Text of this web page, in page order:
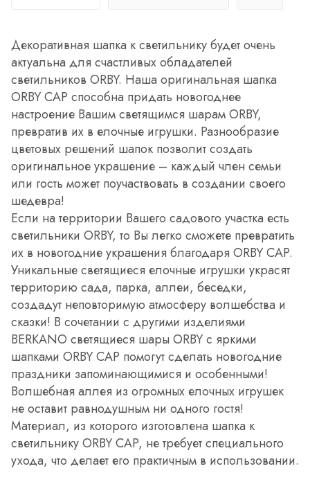
Декоративная шапка к светильнику будет очень
актуальна для счастливых обладателей
светильников ORBY. Наша оригинальная шапка
ORBY CAP способна придать новогоднее
настроение Вашим светящимся шарам ORBY,
превратив их в елочные игрушки. Разнообразие
цветовых решений шапок позволит создать
оригинальное украшение – каждый член семьи
или гость может поучаствовать в создании своего
шедевра!
Если на территории Вашего садового участка есть
светильники ORBY, то Вы легко сможете превратить
их в новогодние украшения благодаря ORBY CAP.
Уникальные светящиеся елочные игрушки украсят
территорию сада, парка, аллеи, беседки,
создадут неповторимую атмосферу волшебства и
сказки! В сочетании с другими изделиями
BERKANO светящиеся шары ORBY с яркими
шапками ORBY CAP помогут сделать новогодние
праздники запоминающимися и особенными!
Волшебная аллея из огромных елочных игрушек
не оставит равнодушным ни одного гостя!
Материал, из которого изготовлена шапка к
светильнику ORBY CAP, не требует специального
ухода, что делает его практичным в использовании.